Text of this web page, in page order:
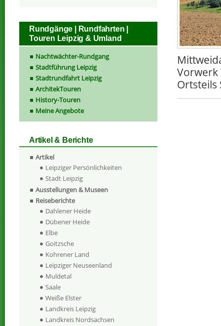
Vorwerk
Rundgänge | Rundfahrten |
Touren Leipzig & Umland
Nachtwächter-Rundgang
Stadtführung Leipzig
Stadtrundfahrt Leipzig
ArchitekTouren
History-Touren
Meine Angebote
Artikel & Berichte
Artikel
Leipziger Persönlichkeiten
Stadt Leipzig
Ausstellungen & Museen
Reiseberichte
Dahlener Heide
Dübener Heide
Elbe
Goitzsche
Kohrener Land
Leipziger Neuseenland
Muldetal
Saale
Weiße Elster
Landkreis Leipzig
Landkreis Nordsachsen